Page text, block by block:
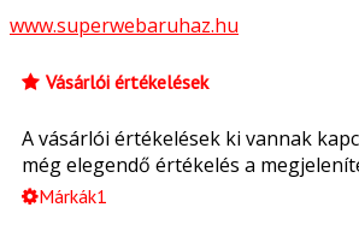
www.superwebaruhaz.hu
Vásárlói értékelések
A vásárlói értékelések ki vannak
még elegendő értékelés a
Márkák1